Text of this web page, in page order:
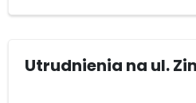
Utrudnienia na ul.